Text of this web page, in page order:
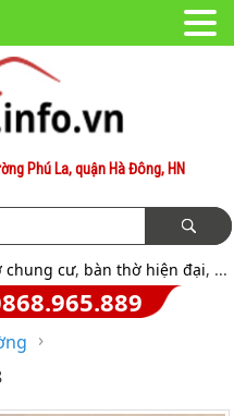
Phú La, quận Hà Đông, HN
chung cư, bàn thờ hiện đại, ...
›